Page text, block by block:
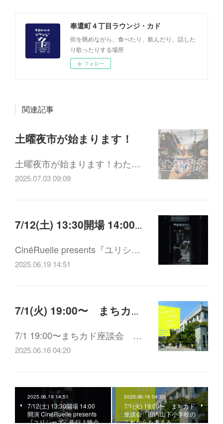
奉還町４丁目ラウンジ・カド
街を眺めながら、食べたり、飲んだり、話した
り歌ったりする場所
フォロー
関連記事
土曜夜市が始まります！
土曜夜市が始まります！わた…
2025.07.03 09:09
7/12(土) 13:30開場 14:00開演 CinéRuelle presents 『ユリシーズ』先行上映会
CinéRuelle presents『ユリシ…
2025.06.19 14:51
7/1(火) 19:00〜 まちカド座談会「旧内山下小学校のこれからを考える」
7/1 19:00〜まちカド座談会 …
2025.06.16 04:20
2025.06.19 14:51
7/12(土) 13:30開場 14:00
開演 CinéRuelle presents
『ユリシーズ』先行上映会
2025.06.16 04:20
7/1(火) 19:00〜 まちカド
座談会「旧内山下小学校の
これからを考える」